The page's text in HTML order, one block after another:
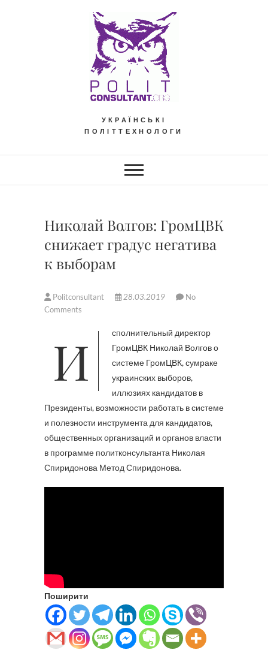
УКРАЇНСЬКІ
ПОЛІТТЕХНОЛОГИ
Николай Волгов: ГромЦВК
снижает градус негатива
к выборам
Politconsultant 28.03.2019
No
Comments
Исполнительный директор
ГромЦВК Николай Волгов о
системе ГромЦВК, сумраке
украинских выборов,
иллюзиях кандидатов в
Президенты, возможности работать в системе
и полезности инструмента для кандидатов,
общественных организаций и органов власти
в программе политконсультанта Николая
Спиридонова Метод Спиридонова.
Поширити